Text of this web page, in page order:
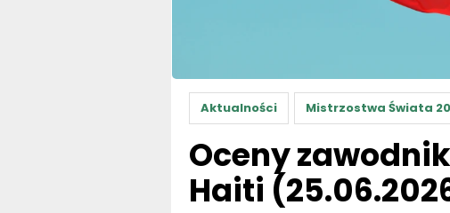
Aktualności Mistrzostwa Świata
Oceny
Haiti